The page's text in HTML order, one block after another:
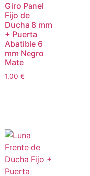
Giro Panel
Fijo de
Ducha 8 mm
+ Puerta
Abatible 6
mm Negro
Mate
1,00 €